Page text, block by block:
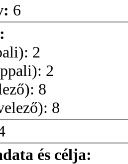
6
2
2
8
8
és célja: